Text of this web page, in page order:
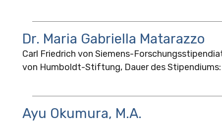
Dr. Maria Gabriella Matarazzo
Carl Friedrich von Siemens-
von Humboldt-Stiftung, Dauer des
Ayu Okumura, M.A.